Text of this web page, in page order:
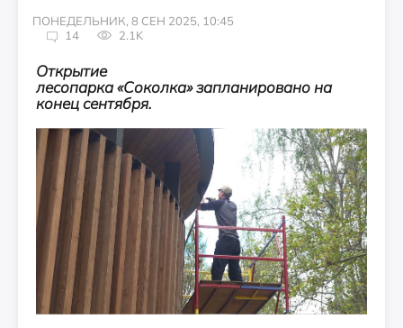
ПОНЕДЕЛЬНИК, 8 СЕН 2025, 10:45
14
2.1K
Открытие
лесопарка «Соколка» запланировано на
конец сентября.